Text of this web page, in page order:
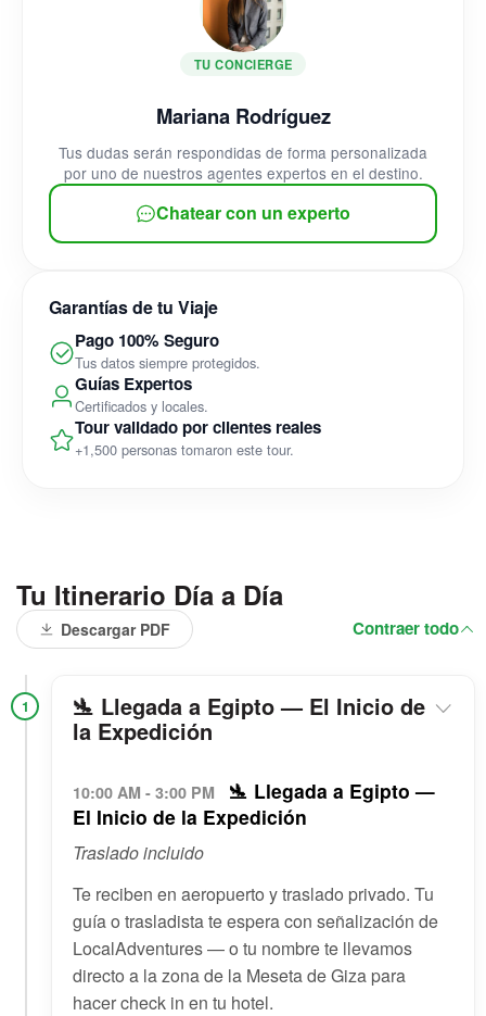
Tu Itinerario Día a Día
Descargar PDF Contraer todo
1 🛬 Llegada a Egipto — El Inicio de
la Expedición
10:00 AM - 3:00 PM
🛬 Llegada a Egipto —
El Inicio de la Expedición
Traslado incluido
Te reciben en aeropuerto y traslado privado. Tu
guía o trasladista te espera con señalización de
LocalAdventures — o tu nombre te llevamos
directo a la zona de la Meseta de Giza para
hacer check in en tu hotel.
TU CONCIERGE
Mariana Rodríguez
Tus dudas serán respondidas de forma personalizada
por uno de nuestros agentes expertos en el destino.
Chatear con un experto
Garantías de tu Viaje
Pago 100% Seguro
Tus datos siempre protegidos.
Guías Expertos
Certificados y locales.
Tour validado por clientes reales
+1,500 personas tomaron este tour.